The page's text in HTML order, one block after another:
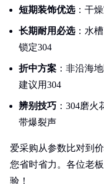
短期装饰优选：干
长期耐用必选：水
锁定304
折中方案 ：非沿海
建议用304
辨别技巧 ：304磨
带爆裂声
爱采购从参数比对到
您省时省力。各位老
验！